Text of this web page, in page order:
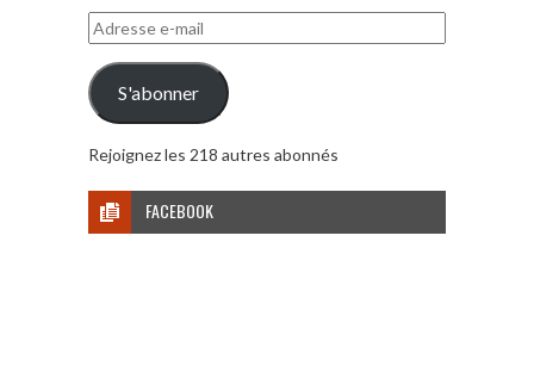
Adresse
e-
mail
S'abonner
Rejoignez les 218 autres abonnés
FACEBOOK